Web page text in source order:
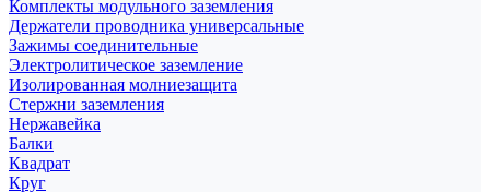
Комплекты модульного заземления
Держатели проводника универсальные
Зажимы соединительные
Электролитическое заземление
Изолированная молниезащита
Стержни заземления
Нержавейка
Балки
Квадрат
Круг